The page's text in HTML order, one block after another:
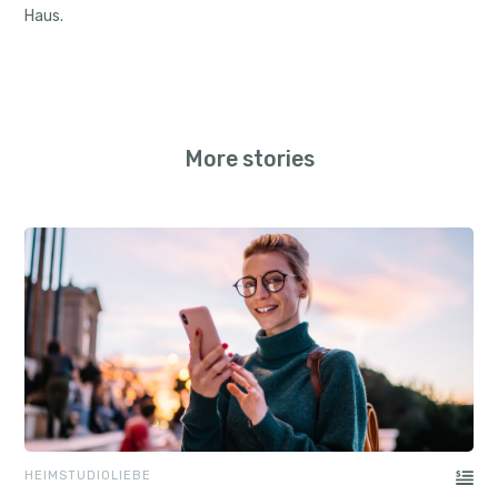
Haus.
More stories
HEIMSTUDIOLIEBE